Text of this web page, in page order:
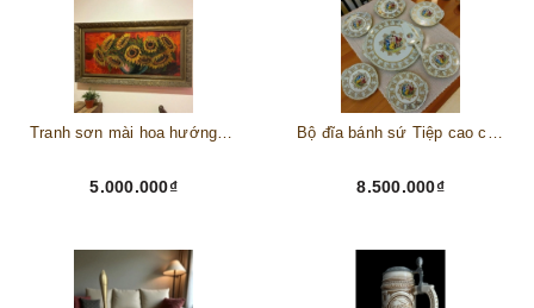
Tranh sơn mài hoa hướng dương châu Âu
5.000.000₫
Bộ đĩa bánh sứ Tiệp cao cấp – Biểu tượng tinh tế cho bàn tiệc thượng lưu
8.500.000₫